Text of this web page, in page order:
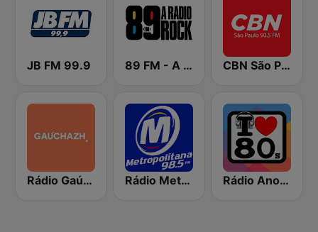
JB FM 99.9 89 FM - A Rádio Rock CBN São Paulo
Rádio Gaúcha ZH Rádio Metropolitana 98.5 FM Rádio Anos 80